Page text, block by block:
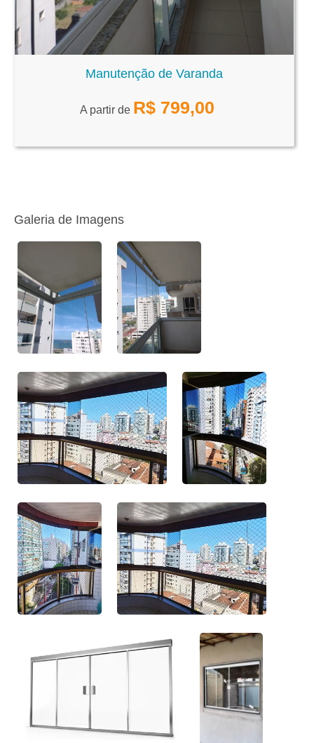
Manutenção de Varanda
A partir de R$ 799,00
Galeria de Imagens